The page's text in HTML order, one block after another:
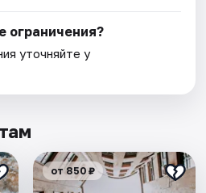
ограничения?
уточняйте у
от 850 ₽